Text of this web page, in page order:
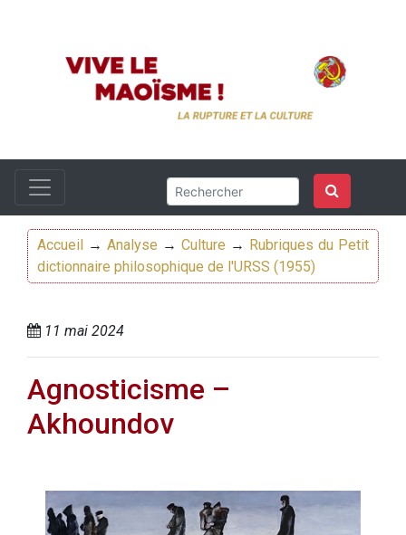
Accueil → Analyse → Culture → Rubriques du Petit
dictionnaire philosophique de l'URSS (1955)
11 mai 2024
Agnosticisme –
Akhoundov